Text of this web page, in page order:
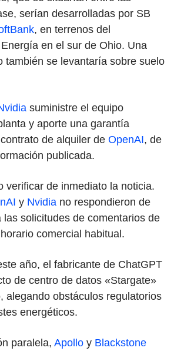
serían desarrolladas por SB
, en terrenos del
en el sur de Ohio. Una
también se levantaría sobre suelo
suministre el equipo
y aporte una garantía
de alquiler de OpenAI, de
publicada.
verificar de inmediato la noticia.
y Nvidia no respondieron de
las solicitudes de comentarios de
comercial habitual.
año, el fabricante de ChatGPT
de centro de datos «Stargate»
alegando obstáculos regulatorios
energéticos.
paralela, Apollo y Blackstone